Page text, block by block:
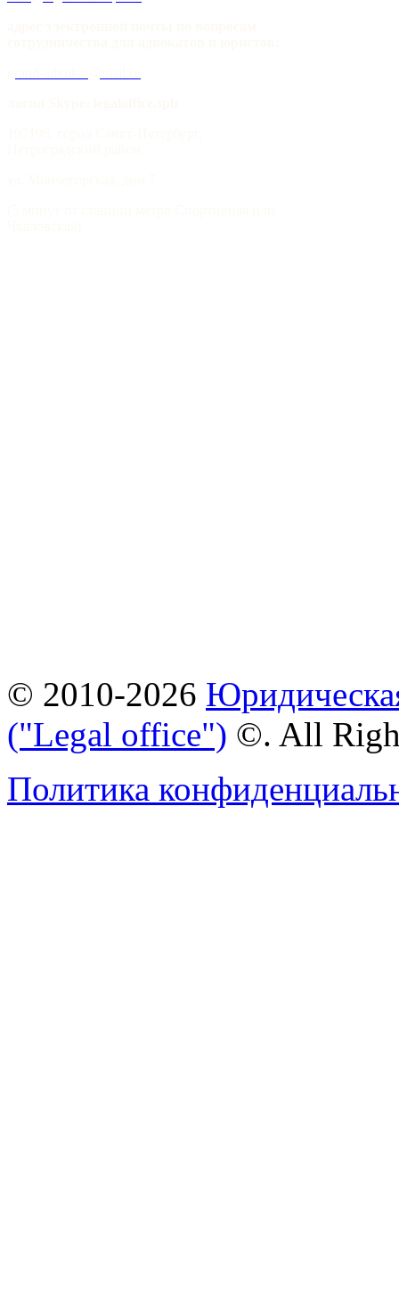
© 2010-2026
("Legal office") ©. All
Политика